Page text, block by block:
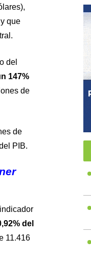
que
del
147%
de
de
PIB.
del
11.416